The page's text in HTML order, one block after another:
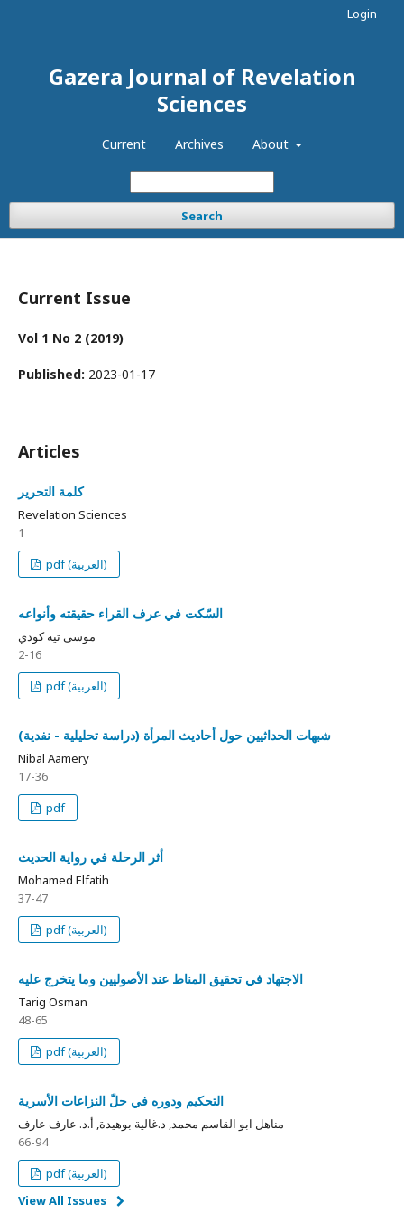
Gazera Journal of Revelation
Sciences
Current Archives About
Search
Login
Current Issue
Vol 1 No 2 (2019)
Published: 2023-01-17
Articles
كلمة التحرير
Revelation Sciences
1
pdf (العربية)
السّكت في عرف القراء حقيقته وأنواعه
موسى تيه كودي
2-16
pdf (العربية)
شبهات الحداثيين حول أحاديث المرأة (دراسة تحليلية - نفدية)
Nibal Aamery
17-36
pdf
أثر الرحلة في رواية الحديث
Mohamed Elfatih
37-47
pdf (العربية)
الاجتهاد في تحقيق المناط عند الأصوليين وما يتخرج عليه
Tarig Osman
48-65
pdf (العربية)
التحكيم ودوره في حلّ النزاعات الأسرية
مناهل ابو القاسم محمد, د.غالية بوهيدة, أ.د. عارف عارف
66-94
pdf (العربية)
View All Issues